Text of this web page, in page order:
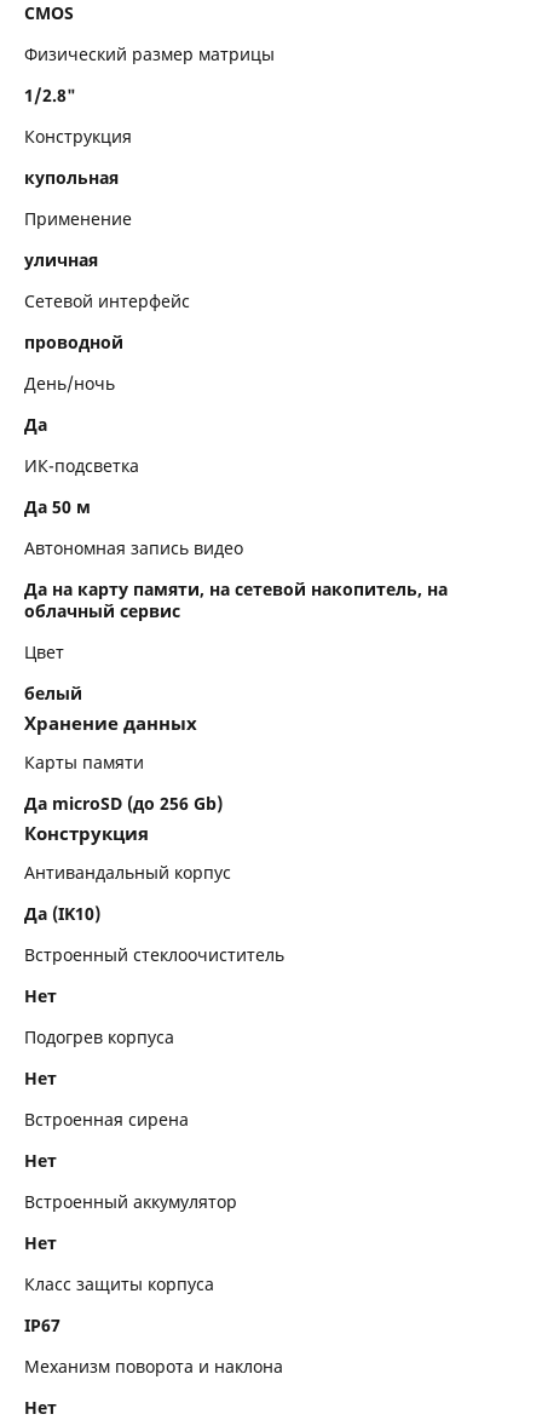
Объектив
Работа с изображением
Эксплуатация
CMOS
Физический размер матрицы
1/2.8"
Конструкция
купольная
Применение
уличная
Сетевой интерфейс
проводной
День/ночь
Да
ИК-подсветка
Да 50 м
Автономная запись видео
Да на карту памяти, на сетевой накопитель, на
облачный сервис
Цвет
белый
Хранение данных
Карты памяти
Да microSD (до 256 Gb)
Конструкция
Антивандальный корпус
Да (IK10)
Встроенный стеклоочиститель
Нет
Подогрев корпуса
Нет
Встроенная сирена
Нет
Встроенный аккумулятор
Нет
Класс защиты корпуса
IP67
Механизм поворота и наклона
Нет